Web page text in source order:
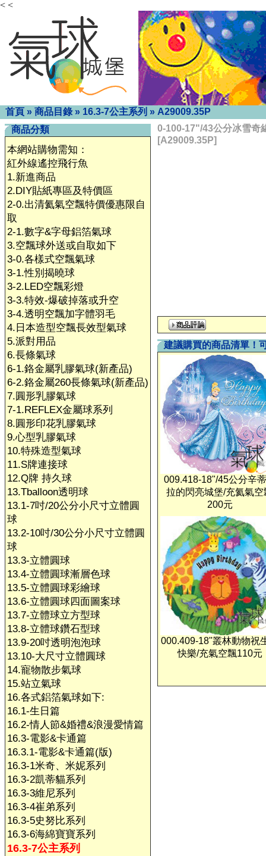
< <
首頁 » 商品目錄 » 16.3-7公主系列 » A29009.35P
商品分類
本網站購物需知：
紅外線遙控飛行魚
1.新進商品
2.DIY貼紙專區及特價區
2-0.出清氦氣空飄特價優惠限自
取
2-1.數字&字母鋁箔氣球
3.空飄球外送或自取如下
3-0.各樣式空飄氣球
3-1.性別揭曉球
3-2.LED空飄彩燈
3-3.特效-爆破掉落或升空
3-4.透明空飄加字體羽毛
4.日本造型空飄長效型氣球
5.派對用品
6.長條氣球
6-1.鉻金屬乳膠氣球(新產品)
6-2.鉻金屬260長條氣球(新產品)
7.圓形乳膠氣球
7-1.REFLEX金屬球系列
8.圓形印花乳膠氣球
9.心型乳膠氣球
10.特殊造型氣球
11.S牌連接球
12.Q牌 持久球
13.Tballoon透明球
13.1-7吋/20公分小尺寸立體圓
球
13.2-10吋/30公分小尺寸立體圓
球
13.3-立體圓球
13.4-立體圓球漸層色球
13.5-立體圓球彩繪球
13.6-立體圓球四面圖案球
13.7-立體球立方型球
13.8-立體球鑽石型球
13.9-20吋透明泡泡球
13.10-大尺寸立體圓球
14.寵物散步氣球
15.站立氣球
16.各式鋁箔氣球如下:
16.1-生日篇
16.2-情人節&婚禮&浪漫愛情篇
16.3-電影&卡通篇
16.3.1-電影&卡通篇(版)
16.3-1米奇、米妮系列
16.3-2凱蒂貓系列
16.3-3維尼系列
16.3-4崔弟系列
16.3-5史努比系列
16.3-6海綿寶寶系列
16.3-7公主系列
0-100-17"/43公分冰雪奇
[A29009.35P]
建議購買的商品清單！
009.418-18"/45公分辛
拉的閃亮城堡/充氦氣空
200元
000.409-18"叢林動物祝
快樂/充氣空飄110元